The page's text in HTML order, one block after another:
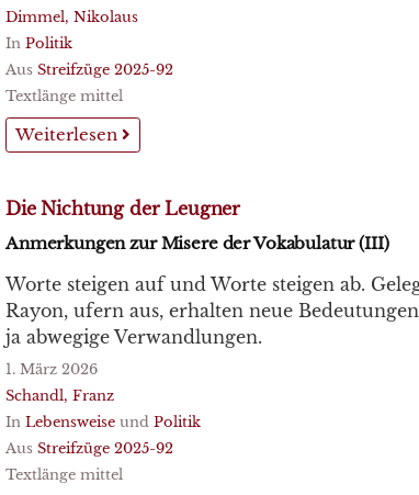
Dimmel, Nikolaus
In Politik
Aus Streifzüge 2025-92
Textlänge mittel
Weiterlesen
Die Nichtung der Leugner
Anmerkungen zur Misere der Vokabulatur (III)
Worte steigen auf und Worte steigen ab.
Rayon, ufern aus, erhalten neue
ja abwegige Verwandlungen.
1. März 2026
Schandl, Franz
In Lebensweise und Politik
Aus Streifzüge 2025-92
Textlänge mittel